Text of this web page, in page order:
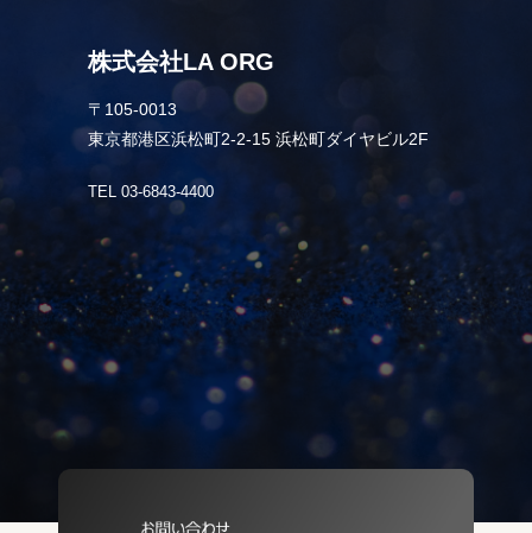
株式会社LA ORG
〒105-0013
東京都港区浜松町2-2-15 浜松町ダイヤビル2F
TEL 03-6843-4400